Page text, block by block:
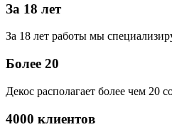
За 18 лет
За 18 лет работы мы
Более 20
Декос располагает более чем 20
4000 клиентов